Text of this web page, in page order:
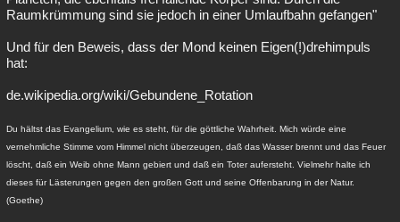
Raumkrümmung sind sie jedoch in einer Umlaufbahn gefangen"
Und für den Beweis, dass der Mond keinen Eigen(!)drehimpuls
hat:
de.wikipedia.org/wiki/Gebundene_Rotation
Du hältst das Evangelium, wie es steht, für die göttliche Wahrheit. Mich würde eine
vernehmliche Stimme vom Himmel nicht überzeugen, daß das Wasser brennt und das Feuer
löscht, daß ein Weib ohne Mann gebiert und daß ein Toter aufersteht. Vielmehr halte ich
dieses für Lästerungen gegen den großen Gott und seine Offenbarung in der Natur.
(Goethe)